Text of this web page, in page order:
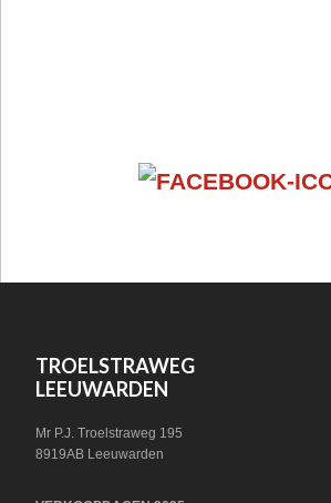
WIDGET
HEADER
TROELSTRAWEG
LEEUWARDEN
Mr P.J. Troelstraweg 195
8919AB Leeuwarden